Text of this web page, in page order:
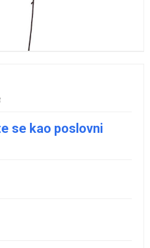
se kao poslovni